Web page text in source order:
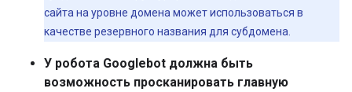
сайта на уровне домена может использоваться в
качестве резервного названия для субдомена.
У робота Googlebot должна быть
возможность просканировать главную